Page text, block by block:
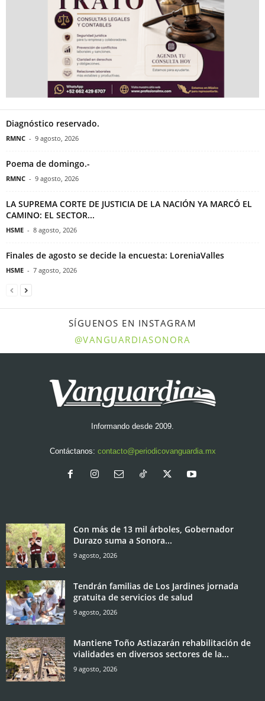
Diagnóstico reservado.
RMNC - 9 agosto, 2026
Poema de domingo.-
RMNC - 9 agosto, 2026
LA SUPREMA CORTE DE JUSTICIA DE LA NACIÓN YA MARCÓ EL
CAMINO: EL SECTOR...
HSME - 8 agosto, 2026
Finales de agosto se decide la encuesta: LoreniaValles
HSME - 7 agosto, 2026
SÍGUENOS EN INSTAGRAM
@VANGUARDIASONORA
Informando desde 2009.
Contáctanos: contacto@periodicovanguardia.mx
Con más de 13 mil árboles, Gobernador
Durazo suma a Sonora...
9 agosto, 2026
Tendrán familias de Los Jardines jornada
gratuita de servicios de salud
9 agosto, 2026
Mantiene Toño Astiazarán rehabilitación de
vialidades en diversos sectores de la...
9 agosto, 2026